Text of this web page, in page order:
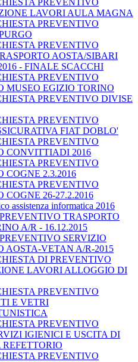
PREVENTIVO
LAVORI AULA MAGNA
PREVENTIVO
PREVENTIVO
AOSTA/SIBARI
- FINALE SCACCHI
PREVENTIVO
MUSEO EGIZIO TORINO
PREVENTIVO DIVISE
PREVENTIVO
FIAT DOBLO'
PREVENTIVO
CONVITTIADI 2016
PREVENTIVO
COGNE 2.3.2016
PREVENTIVO
COGNE 26-27.2.2016
assistenza informatica 2016
TRASPORTO
A/R - 16.12.2015
SERVIZIO
AOSTA-VETAN A/R-2015
DI PREVENTIVO
LAVORI ALLOGGIO DI
PREVENTIVO
E VETRI
PREVENTIVO
IGIENICI E USCITA DI
PREVENTIVO